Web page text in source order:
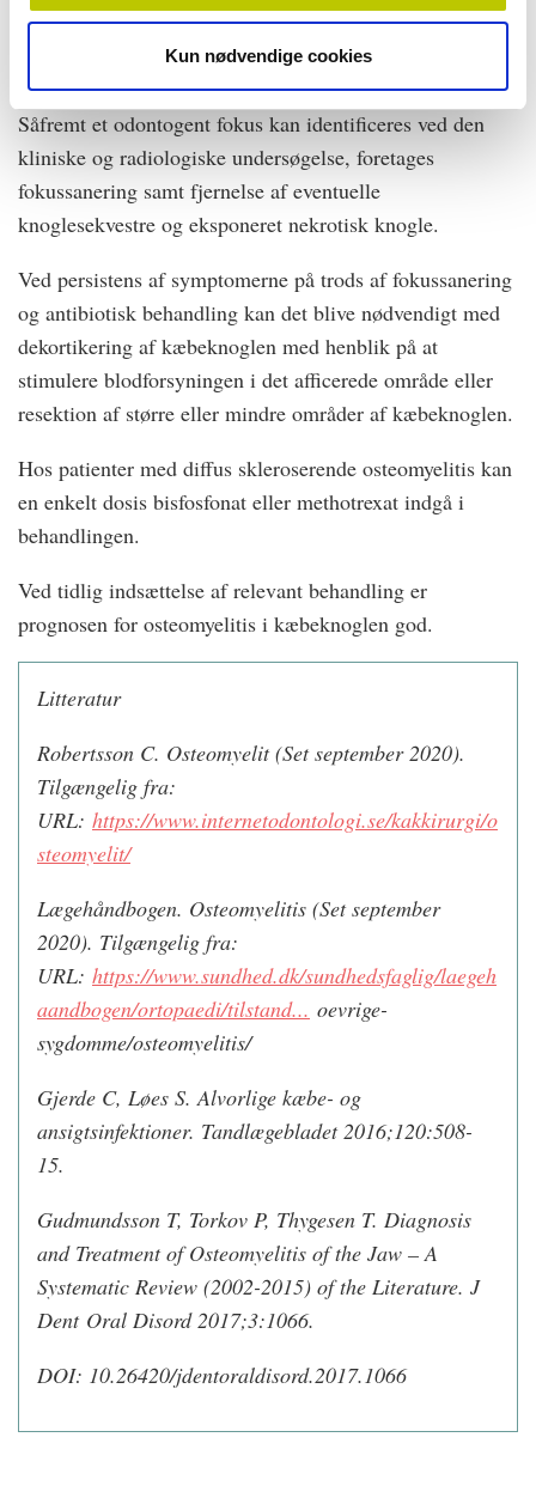
Kun nødvendige cookies
vil der være behov for langvarig behandling med
antibiotikum (3­6 måneder).
Såfremt et odontogent fokus kan identificeres ved den
kliniske og radiologiske undersøgelse, foretages
fokussanering samt fjernelse af eventuelle
knoglesekvestre og eksponeret nekrotisk knogle.
Ved persistens af symptomerne på trods af fokussanering
og antibiotisk behandling kan det blive nødvendigt med
dekortikering af kæbeknoglen med henblik på at
stimulere blodforsyningen i det afficerede område eller
resektion af større eller mindre områder af kæbeknoglen.
Hos patienter med diffus skleroserende osteomyelitis kan
en enkelt dosis bisfosfonat eller methotrexat indgå i
behandlingen.
Ved tidlig indsættelse af relevant behandling er
prognosen for osteomyelitis i kæbeknoglen god.
Litteratur
Robertsson C. Osteomyelit (Set september 2020).
Tilgængelig fra:
URL: https://www.internetodontologi.se/kakkirurgi/o
steomyelit/
Lægehåndbogen. Osteomyelitis (Set september
2020). Tilgængelig fra:
URL: https://www.sundhed.dk/sundhedsfaglig/laegeh
aandbogen/ortopaedi/tilstand... oevrige-
sygdomme/osteomyelitis/
Gjerde C, Løes S. Alvorlige kæbe- og
ansigtsinfektioner. Tandlægebladet 2016;120:508-
15.
Gudmundsson T, Torkov P, Thygesen T. Diagnosis
and Treatment of Osteomyelitis of the Jaw – A
Systematic Review (2002-2015) of the Literature. J
Dent Oral Disord 2017;3:1066.
DOI: 10.26420/jdentoraldisord.2017.1066